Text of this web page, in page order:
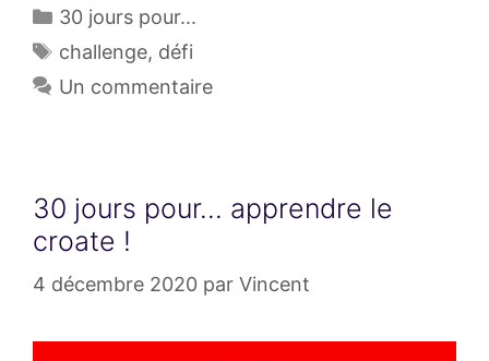
Catégories
30 jours pour...
Étiquettes
challenge, défi
Un commentaire
30 jours pour… apprendre le
croate !
4 décembre 2020 par Vincent